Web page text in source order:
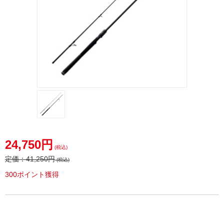
24,750円 (税込)
定価：41,250円(税込)
300ポイント獲得